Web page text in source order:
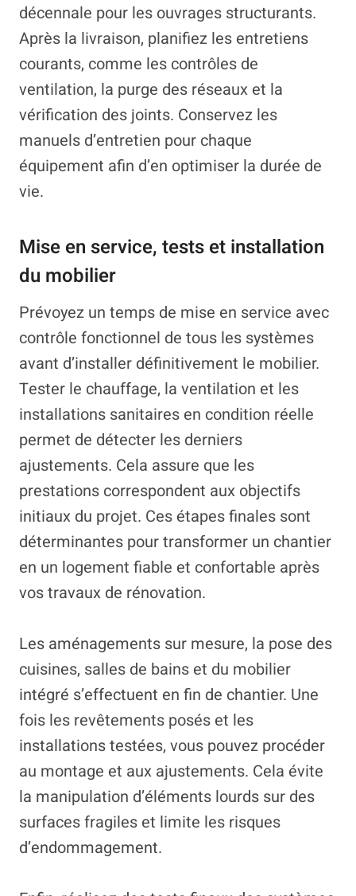
décennale pour les ouvrages structurants.
Après la livraison, planifiez les entretiens
courants, comme les contrôles de
ventilation, la purge des réseaux et la
vérification des joints. Conservez les
manuels d’entretien pour chaque
équipement afin d’en optimiser la durée de
vie.
Mise en service, tests et installation
du mobilier
Prévoyez un temps de mise en service avec
contrôle fonctionnel de tous les systèmes
avant d’installer définitivement le mobilier.
Tester le chauffage, la ventilation et les
installations sanitaires en condition réelle
permet de détecter les derniers
ajustements. Cela assure que les
prestations correspondent aux objectifs
initiaux du projet. Ces étapes finales sont
déterminantes pour transformer un chantier
en un logement fiable et confortable après
vos travaux de rénovation.
Les aménagements sur mesure, la pose des
cuisines, salles de bains et du mobilier
intégré s’effectuent en fin de chantier. Une
fois les revêtements posés et les
installations testées, vous pouvez procéder
au montage et aux ajustements. Cela évite
la manipulation d’éléments lourds sur des
surfaces fragiles et limite les risques
d’endommagement.